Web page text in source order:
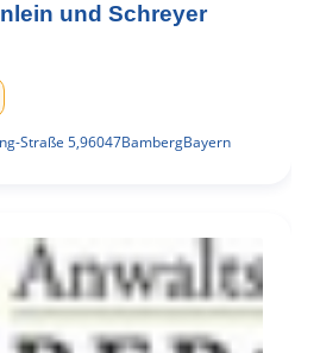
und Schreyer
Straße 5,96047BambergBayern